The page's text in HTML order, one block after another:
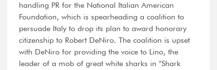
handling PR for the National Italian American
Foundation, which is spearheading a coalition to
persuade Italy to drop its plan to award honorary
citizenship to Robert DeNiro. The coalition is upset
with DeNiro for providing the voice to Lino, the
leader of a mob of great white sharks in "Shark